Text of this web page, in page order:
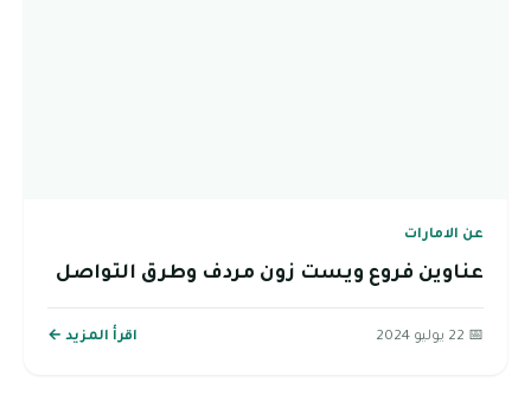
عن الامارات
عناوين فروع ويست زون مردف وطرق التواصل
📅 22 يوليو 2024 اقرأ المزيد ←